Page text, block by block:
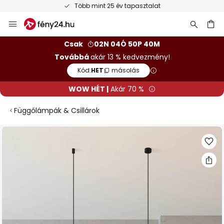
Több mint 25 év tapasztalat
Ugrás
a
Csak
02N 04Ó 50P 39M
Továbbáakár 13 % kedvezmény!
Kód:HET másolás
WOW HÉT | Akár 70 %
Függőlámpák & Csillárok
Ugrás